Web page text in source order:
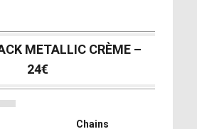
METALLIC CRÈME –
24€
Chains